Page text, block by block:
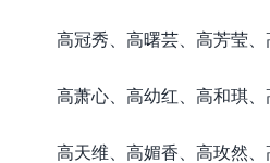
高冠秀、高曙芸、高芳莹、
高萧心、高幼红、高和琪、
高天维、高媚香、高玫然、